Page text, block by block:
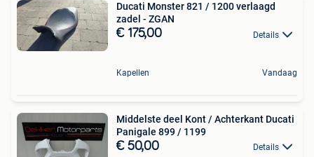
Ducati Monster 821 / 1200 verlaagd
zadel - ZGAN
€ 175,00 Details
Kapellen Vandaag
Middelste deel Kont / Achterkant Ducati
Panigale 899 / 1199
€ 50,00 Details